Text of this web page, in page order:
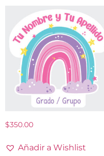
$350.00
Añadir a Wishlist